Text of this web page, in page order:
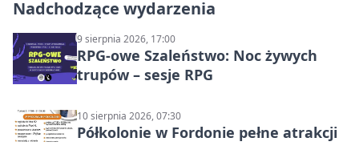
Nadchodzące wydarzenia
9 sierpnia 2026, 17:00
RPG-owe Szaleństwo: Noc żywych
trupów – sesje RPG
10 sierpnia 2026, 07:30
Półkolonie w Fordonie pełne atrakcji